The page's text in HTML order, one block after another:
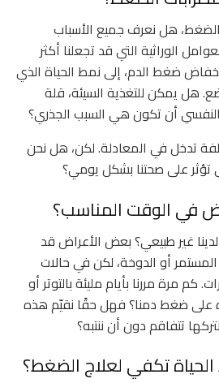
هل نعرف جميع الأسباب
الوراثية التي قد تجعلنا أكثر
ضغط الدم، إلى نمط الحياة الذي
هل يمكن للتغذية السيئة، قلة
النفسي أن تكون هي السبب الجذري؟
تدخل في المعادلة. لكن، هل نحن
تؤثر على صحتنا بشكل يومي؟
غير طبيعي؟ بعض الأعراض قد
أو الدوخة، لكن في حالات
كم مرة مررنا بأيام مليئة بالتوتر أو
على ضغط دمنا؟ فهل حقًا نقيّم هذه
تتفاقم دون أن ننتبه؟